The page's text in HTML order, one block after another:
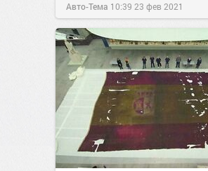
Авто-Тема 10:39 23 фев 2021